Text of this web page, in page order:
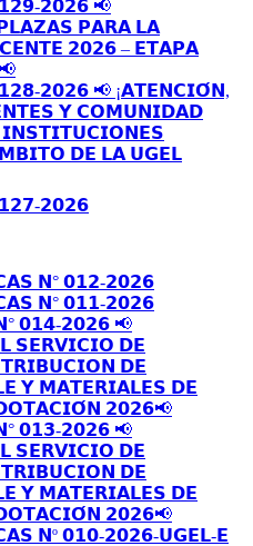
𝟮𝟬𝟮𝟲 📢
𝗣𝗔𝗥𝗔 𝗟𝗔
𝟮𝟬𝟮𝟲 – 𝗘𝗧𝗔𝗣𝗔
𝟮𝟬𝟮𝟲 📢 ¡𝗔𝗧𝗘𝗡𝗖𝗜𝗢́𝗡,
𝗬 𝗖𝗢𝗠𝗨𝗡𝗜𝗗𝗔𝗗
𝗗𝗘 𝗟𝗔 𝗨𝗚𝗘𝗟
𝟮𝟬𝟮𝟲
𝗡° 𝟬𝟭𝟮-𝟮𝟬𝟮𝟲
𝗡° 𝟬𝟭𝟭-𝟮𝟬𝟮𝟲
𝟬𝟭𝟰-𝟮𝟬𝟮𝟲 📢
𝗦𝗘𝗥𝗩𝗜𝗖𝗜𝗢 𝗗𝗘
𝗗𝗘
𝗬 𝗠𝗔𝗧𝗘𝗥𝗜𝗔𝗟𝗘𝗦 𝗗𝗘
𝟮𝟬𝟮𝟲📢
𝟬𝟭𝟯-𝟮𝟬𝟮𝟲 📢
𝗦𝗘𝗥𝗩𝗜𝗖𝗜𝗢 𝗗𝗘
𝗗𝗘
𝗬 𝗠𝗔𝗧𝗘𝗥𝗜𝗔𝗟𝗘𝗦 𝗗𝗘
𝟮𝟬𝟮𝟲📢
𝗡º 𝟬𝟭𝟬-𝟮𝟬𝟮𝟲-𝗨𝗚𝗘𝗟-𝗘